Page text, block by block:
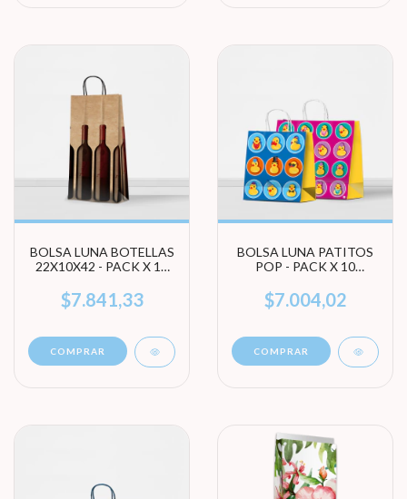
BOLSA LUNA BOTELLAS
22X10X42 - PACK X 10
$7.841,33
COMPRAR
BOLSA LUNA PATITOS
POP - PACK X 10
TAMAÑO)
$7.004,02
COMPRAR